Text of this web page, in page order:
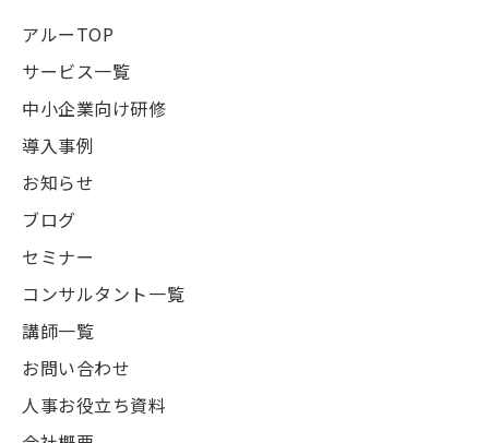
アルーTOP
サービス一覧
中小企業向け研修
導入事例
お知らせ
ブログ
セミナー
コンサルタント一覧
講師一覧
お問い合わせ
人事お役立ち資料